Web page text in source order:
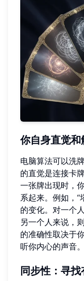
你自身直觉
电脑算法可以洗
的直觉是连接卡
一张牌出现时，
系起来。例如，“
的变化。对一个
另一个人来说，
的准确性取决于
听你内心的声音。
同步性：寻